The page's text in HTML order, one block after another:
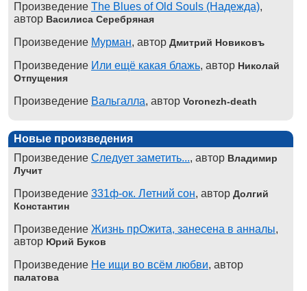
Произведение The Blues of Old Souls (Надежда),
автор Василиса Серебряная
Произведение Мурман, автор Дмитрий Новиковъ
Произведение Или ещё какая блажь, автор Николай
Отпущения
Произведение Вальгалла, автор Voronezh-death
Новые произведения
Произведение Следует заметить..., автор Владимир
Лучит
Произведение 331ф-ок. Летний сон, автор Долгий
Константин
Произведение Жизнь прОжита, занесена в анналы,
автор Юрий Буков
Произведение Не ищи во всём любви, автор
палатова